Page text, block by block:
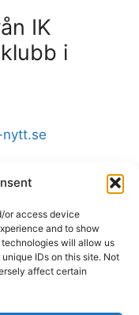
or access device
and to show
will allow us
IDs on this site. Not
affect certain
IK
i
nytt.se
Myles
uppgifter till